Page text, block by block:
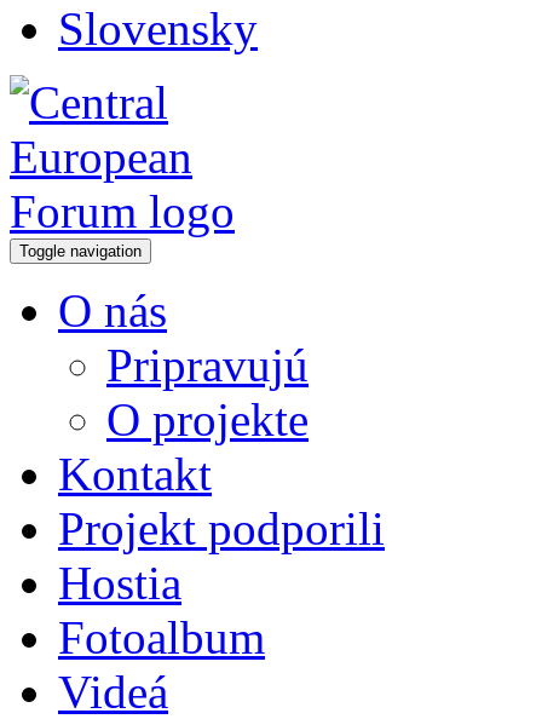
Slovensky
Toggle navigation
O nás
Pripravujú
O projekte
Kontakt
Projekt podporili
Hostia
Fotoalbum
Videá